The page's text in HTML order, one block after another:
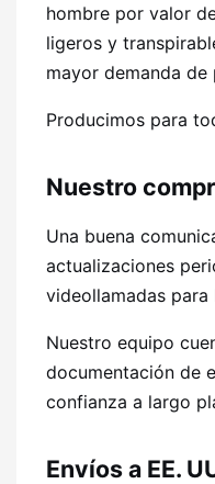
hombre por valor
ligeros y
mayor demanda de
Producimos para
Nuestro
Una buena
actualizaciones
videollamadas
Nuestro equipo
documentación de
confianza a largo
Envíos a EE.